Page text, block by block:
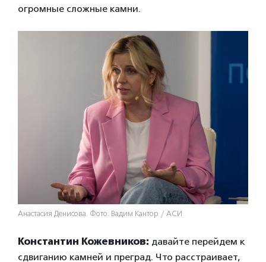
огромные сложные камни.
Анастасия Денисова. Фото: Вадим Кантор / АСИ
Константин Кожевников: давайте перейдем к
сдвиганию камней и преград. Что расстраивает,